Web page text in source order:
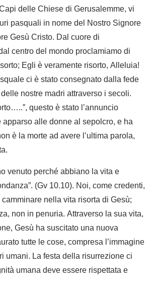
delle Chiese di Gerusalemme, vi
pasquali in nome del Nostro Signore
Gesù Cristo. Dal cuore di
centro del mondo proclamiamo di
Egli è veramente risorto, Alleluia!
ci è stato consegnato dalla fede
nostre madri attraverso i secoli.
questo è stato l’annuncio
alle donne al sepolcro, e ha
è la morte ad avere l’ultima parola,
venuto perché abbiano la vita e
(Gv 10.10). Noi, come credenti,
nella vita risorta di Gesù;
non in penuria. Attraverso la sua vita,
Gesù ha suscitato una nuova
tutte le cose, compresa l’immagine
umani. La festa della risurrezione ci
umana deve essere rispettata e